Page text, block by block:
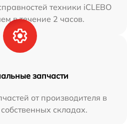
техники iCLEBO
в течение 2 часов.
запчасти
от производителя в
складах.